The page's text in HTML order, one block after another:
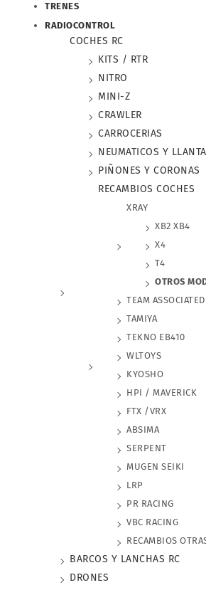
TRENES
RADIOCONTROL
COCHES RC
KITS / RTR
NITRO
MINI-Z
CRAWLER
CARROCERIAS
NEUMATICOS Y
PIÑONES Y CORONAS
RECAMBIOS COCHES
XRAY
XB2 XB4
X4
T4
OTROS
TEAM ASSOCIATED
TAMIYA
TEKNO EB410
WLTOYS
KYOSHO
HPI / MAVERICK
FTX /VRX
ABSIMA
SERPENT
MUGEN SEIKI
LRP
PR RACING
VBC RACING
RECAMBIOS
BARCOS Y LANCHAS RC
DRONES